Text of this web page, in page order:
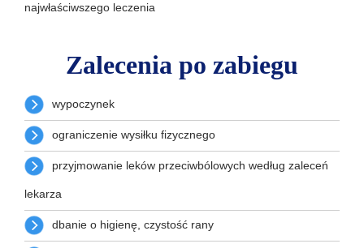
najwłaściwszego leczenia
Zalecenia po zabiegu
wypoczynek
ograniczenie wysiłku fizycznego
przyjmowanie leków przeciwbólowych według zaleceń
lekarza
dbanie o higienę, czystość rany